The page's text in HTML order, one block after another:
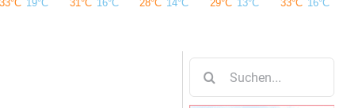
nach: